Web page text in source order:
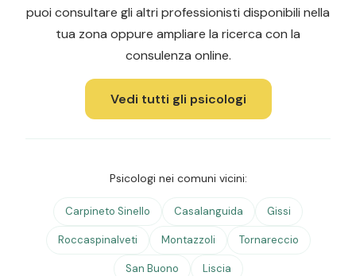
puoi consultare gli altri professionisti disponibili nella
tua zona oppure ampliare la ricerca con la
consulenza online.
Vedi tutti gli psicologi
Psicologi nei comuni vicini:
Carpineto Sinello Casalanguida Gissi
Roccaspinalveti Montazzoli Tornareccio
San Buono Liscia